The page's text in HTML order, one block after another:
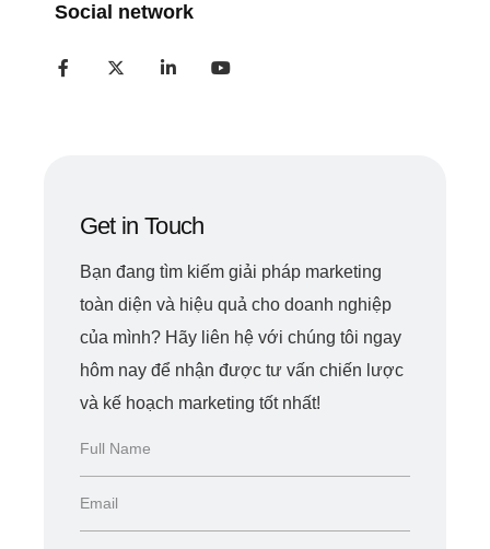
Social network
Get in Touch
Bạn đang tìm kiếm giải pháp marketing
toàn diện và hiệu quả cho doanh nghiệp
của mình? Hãy liên hệ với chúng tôi ngay
hôm nay để nhận được tư vấn chiến lược
và kế hoạch marketing tốt nhất!
v
à